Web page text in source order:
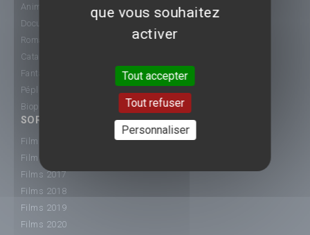
Animation
Documentaire
Romance
Catastrophe
Fantastique
Péplum
Biopic
SORTIE CINÉ
Films 2015
Films 2016
Films 2017
Films 2018
Films 2019
Films 2020
que vous souhaitez
activer
Tout accepter
Tout refuser
Personnaliser